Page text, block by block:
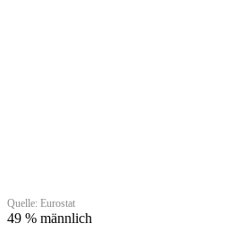
Quelle: Eurostat
49 % männlich